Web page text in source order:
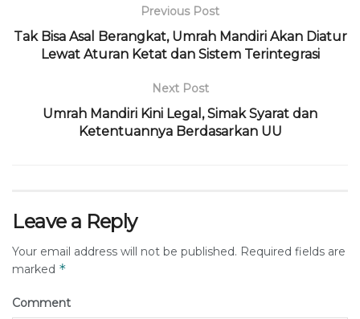
Previous Post
Tak Bisa Asal Berangkat, Umrah Mandiri Akan Diatur
Lewat Aturan Ketat dan Sistem Terintegrasi
Next Post
Umrah Mandiri Kini Legal, Simak Syarat dan
Ketentuannya Berdasarkan UU
Leave a Reply
Your email address will not be published. Required fields are
marked *
Comment